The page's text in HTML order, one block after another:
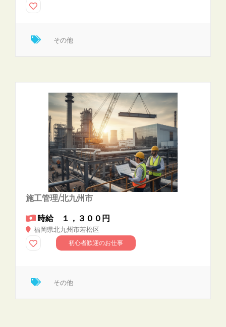
その他
施工管理/北九州市
時給 １，３００円
福岡県北九州市若松区
初心者歓迎のお仕事
その他